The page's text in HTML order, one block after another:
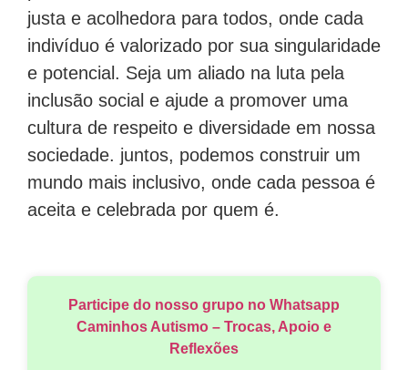
justa e acolhedora para todos, onde cada
indivíduo é valorizado por sua singularidade
e potencial. Seja um aliado na luta pela
inclusão social e ajude a promover uma
cultura de respeito e diversidade em nossa
sociedade. juntos, podemos construir um
mundo mais inclusivo, onde cada pessoa é
aceita e celebrada por quem é.
Participe do nosso grupo no Whatsapp
Caminhos Autismo – Trocas, Apoio e
Reflexões